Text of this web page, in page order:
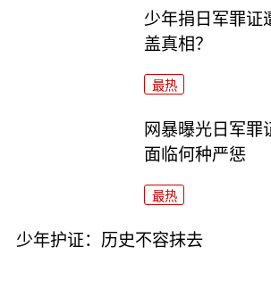
少年捐日军罪证
盖真相？
最热
网暴曝光日军罪
面临何种严惩
最热
少年护证：历史不容抹去